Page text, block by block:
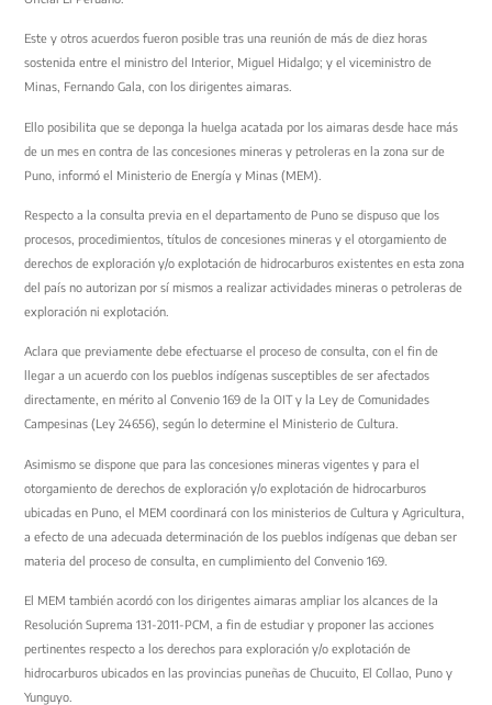
Este y otros acuerdos fueron posible tras una reunión de más de diez horas
sostenida entre el ministro del Interior, Miguel Hidalgo; y el viceministro de
Minas, Fernando Gala, con los dirigentes aimaras.
Ello posibilita que se deponga la huelga acatada por los aimaras desde hace más
de un mes en contra de las concesiones mineras y petroleras en la zona sur de
Puno, informó el Ministerio de Energía y Minas (MEM).
Respecto a la consulta previa en el departamento de Puno se dispuso que los
procesos, procedimientos, títulos de concesiones mineras y el otorgamiento de
derechos de exploración y/o explotación de hidrocarburos existentes en esta zona
del país no autorizan por sí mismos a realizar actividades mineras o petroleras de
exploración ni explotación.
Aclara que previamente debe efectuarse el proceso de consulta, con el fin de
llegar a un acuerdo con los pueblos indígenas susceptibles de ser afectados
directamente, en mérito al Convenio 169 de la OIT y la Ley de Comunidades
Campesinas (Ley 24656), según lo determine el Ministerio de Cultura.
Asimismo se dispone que para las concesiones mineras vigentes y para el
otorgamiento de derechos de exploración y/o explotación de hidrocarburos
ubicadas en Puno, el MEM coordinará con los ministerios de Cultura y Agricultura,
a efecto de una adecuada determinación de los pueblos indígenas que deban ser
materia del proceso de consulta, en cumplimiento del Convenio 169.
El MEM también acordó con los dirigentes aimaras ampliar los alcances de la
Resolución Suprema 131-2011-PCM, a fin de estudiar y proponer las acciones
pertinentes respecto a los derechos para exploración y/o explotación de
hidrocarburos ubicados en las provincias puneñas de Chucuito, El Collao, Puno y
Yunguyo.